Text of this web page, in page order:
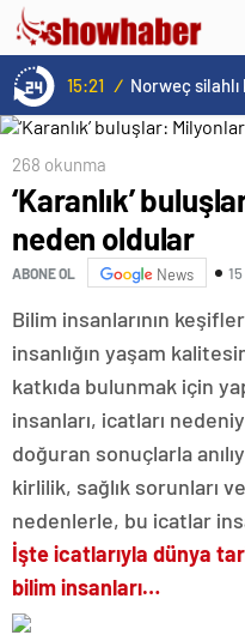
15:21 /
268 okunma
‘Karanlık’
neden oldular
ABONE OL News
Bilim insanlarının
insanlığın yaşam
katkıda bulunmak için
insanları, icatları
doğuran sonuçlarla
kirlilik, sağlık sorunları
nedenlerle, bu icatlar
İşte icatlarıyla dünya
bilim insanları…